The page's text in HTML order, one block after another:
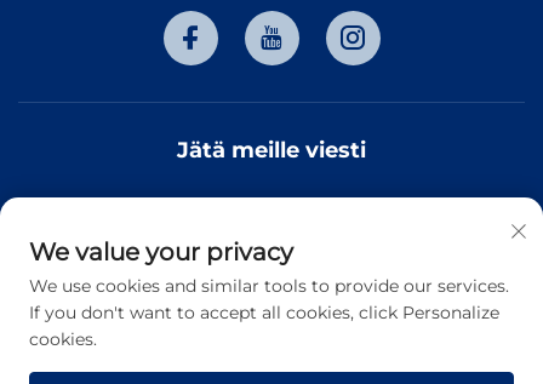
Jätä meille viesti
Tekijänoikeus © 2026 Tianjin Hongtai Optoelectronic
We value your privacy
We use cookies and similar tools to provide our services.
If you don't want to accept all cookies, click Personalize
cookies.